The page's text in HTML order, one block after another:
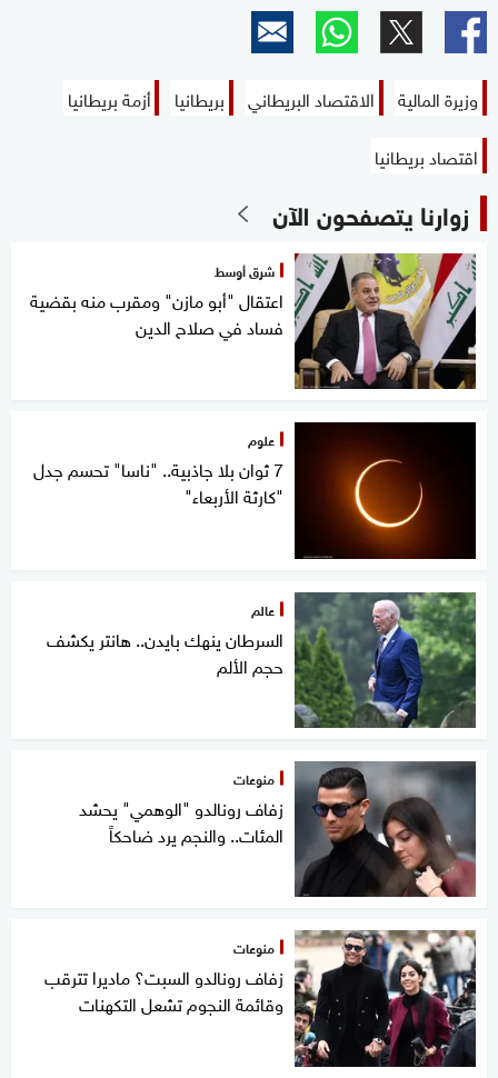
وزيرة المالية الاقتصاد البريطاني بريطانيا
أزمة بريطانيا
اقتصاد بريطانيا
زوارنا يتصفحون الآن
شرق أوسط
اعتقال "أبو مازن" ومقرب منه بقضية
فساد في صلاح الدين
علوم
7 ثوان بلا جاذبية.. "ناسا" تحسم جدل
"كارثة الأربعاء"
عالم
السرطان ينهك بايدن.. هانتر يكشف
حجم الألم
منوعات
زفاف رونالدو "الوهمي" يحشد
المئات.. والنجم يرد ضاحكاً
منوعات
زفاف رونالدو السبت؟ ماديرا تترقب
وقائمة النجوم تشعل التكهنات